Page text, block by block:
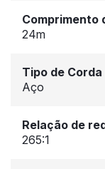
Comprimento
24m
Tipo de Corda
Aço
Relação de
265:1